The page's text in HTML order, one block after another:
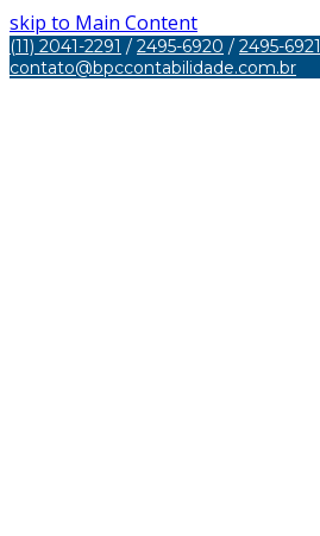
skip to Main Content
(11) 2041-2291 / 2495-6920 / 2495-6921
contato@bpccontabilidade.com.br